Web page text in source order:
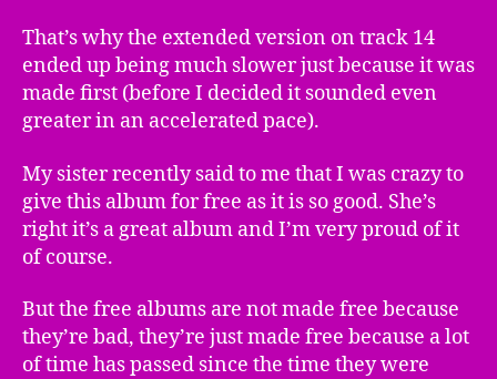
That’s why the extended version on track 14
ended up being much slower just because it was
made first (before I decided it sounded even
greater in an accelerated pace).
My sister recently said to me that I was crazy to
give this album for free as it is so good. She’s
right it’s a great album and I’m very proud of it
of course.
But the free albums are not made free because
they’re bad, they’re just made free because a lot
of time has passed since the time they were